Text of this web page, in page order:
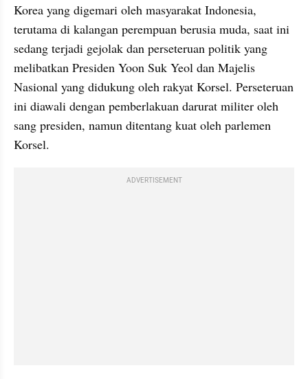
Korea yang digemari oleh masyarakat Indonesia,
terutama di kalangan perempuan berusia muda, saat ini
sedang terjadi gejolak dan perseteruan politik yang
melibatkan Presiden Yoon Suk Yeol dan Majelis
Nasional yang didukung oleh rakyat Korsel. Perseteruan
ini diawali dengan pemberlakuan darurat militer oleh
sang presiden, namun ditentang kuat oleh parlemen
Korsel.
ADVERTISEMENT